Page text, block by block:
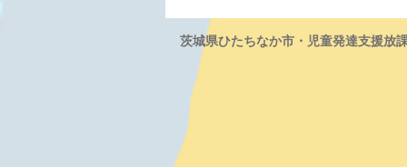
3月
茨城県ひたちなか市・児童発達支援放